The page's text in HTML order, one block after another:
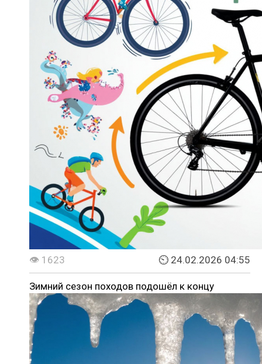
👁 1623 ⏲ 24.02.2026 04:55
Зимний сезон походов подошёл к концу